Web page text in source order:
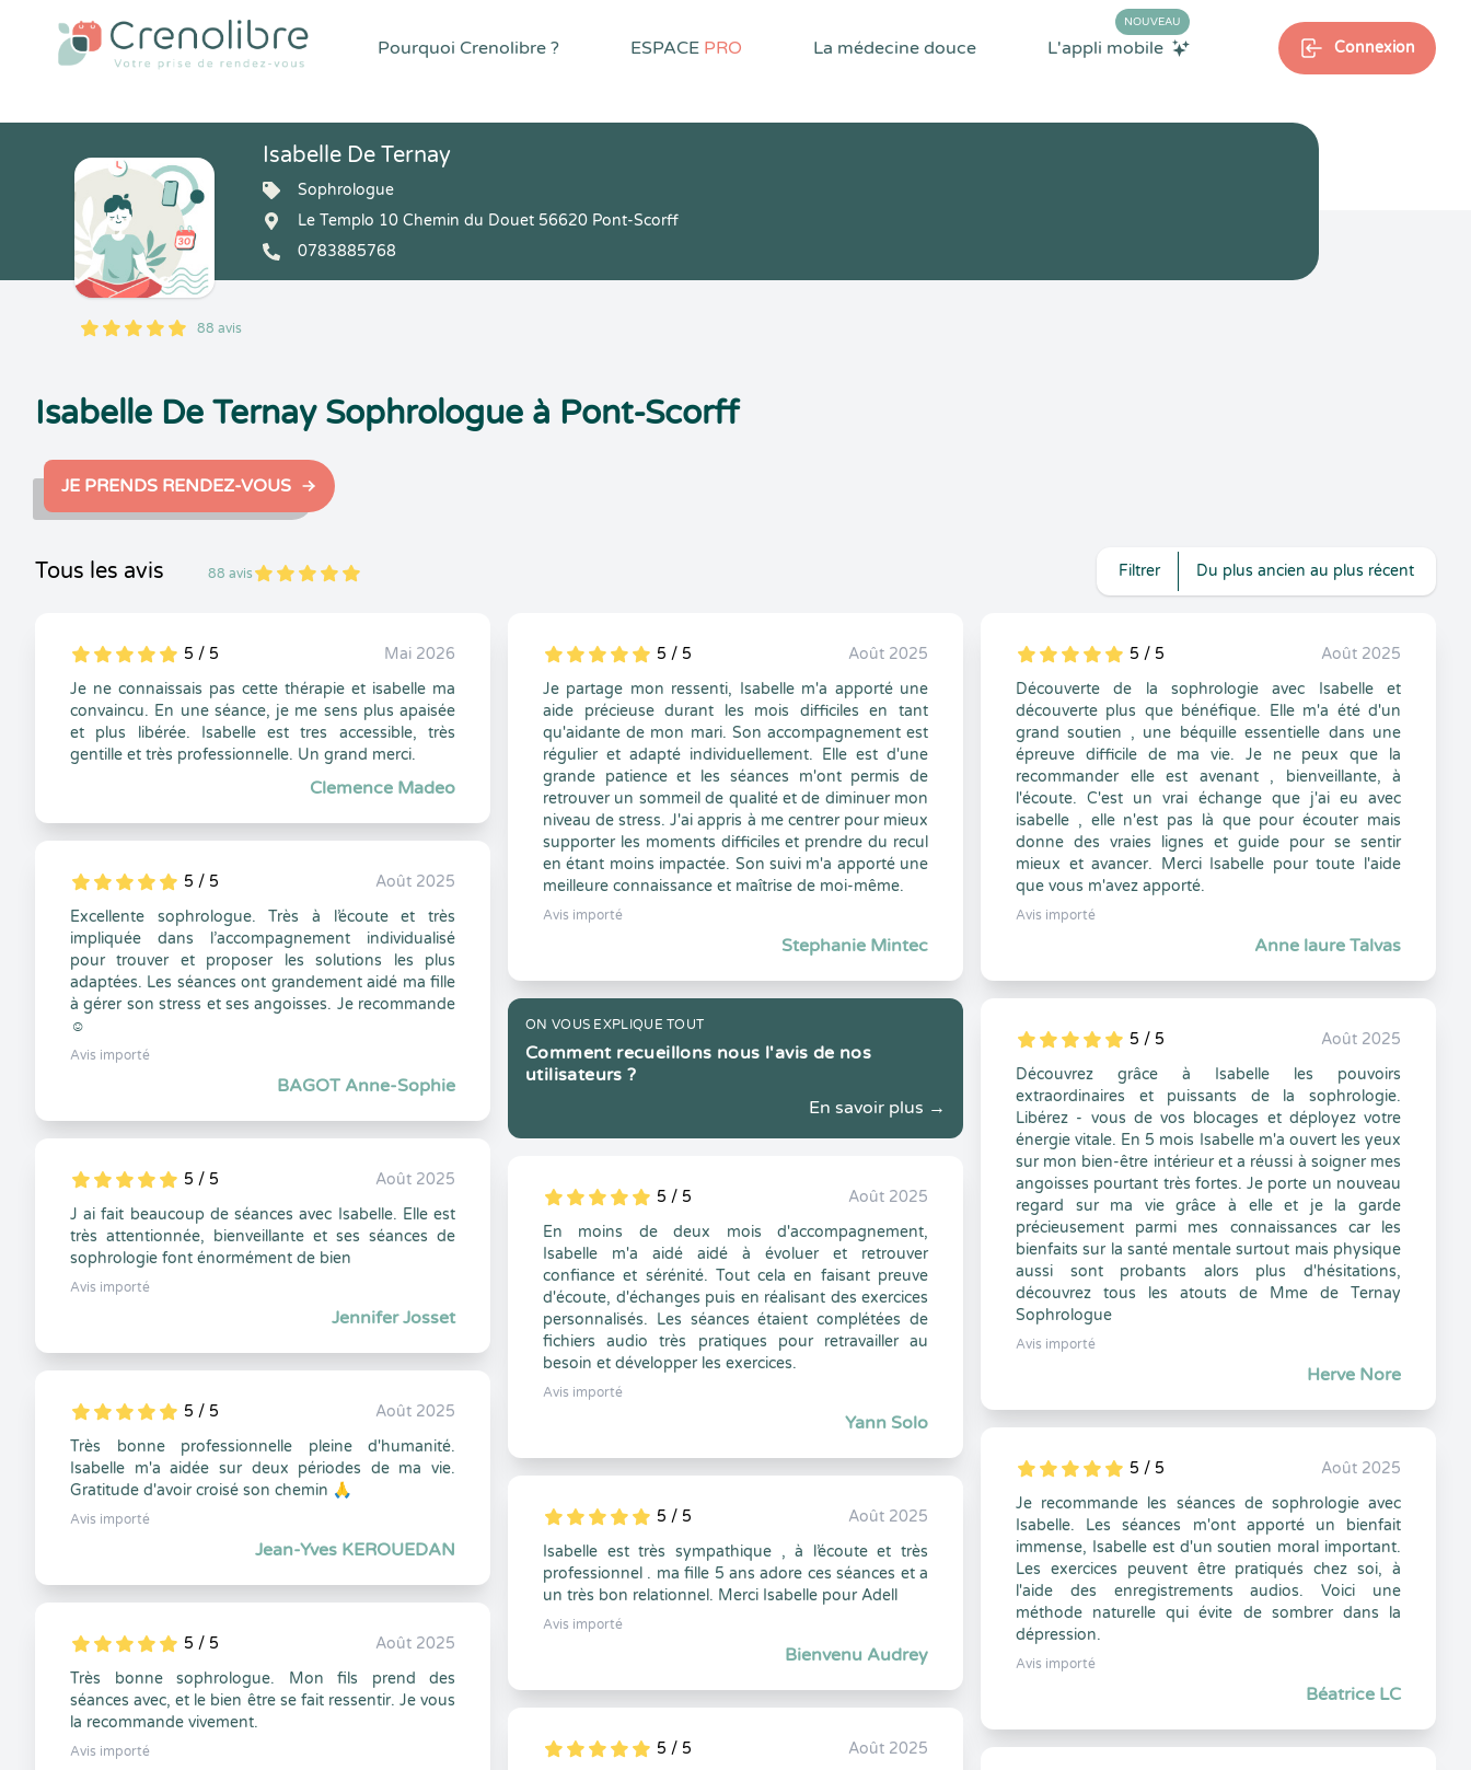
Pourquoi Crenolibre ? ESPACE PRO La médecine douce L'appli mobile
NOUVEAU
Connexion
5
1
5
88 88 avis
Isabelle De Ternay
Sophrologue
Le Templo 10 Chemin du Douet 56620 Pont-Scorff
0783885768
Isabelle De Ternay Sophrologue à Pont-Scorff
JE PRENDS RENDEZ-VOUS
Tous les avis 88 avis 5
1
5
88 Filtrer Du plus ancien au plus récent
5
1
5
0 5 / 5
Mai 2026
Je ne connaissais pas cette thérapie et isabelle ma
convaincu. En une séance, je me sens plus apaisée
et plus libérée. Isabelle est tres accessible, très
gentille et très professionnelle. Un grand merci.
Clemence Madeo
5
1
5
0 5 / 5
Août 2025
Excellente sophrologue. Très à l’écoute et très
impliquée dans l’accompagnement individualisé
pour trouver et proposer les solutions les plus
adaptées. Les séances ont grandement aidé ma fille
à gérer son stress et ses angoisses. Je recommande
☺️
Avis importé
BAGOT Anne-Sophie
5
1
5
0 5 / 5
Août 2025
J ai fait beaucoup de séances avec Isabelle. Elle est
très attentionnée, bienveillante et ses séances de
sophrologie font énormément de bien
Avis importé
Jennifer Josset
5
1
5
0 5 / 5
Août 2025
Très bonne professionnelle pleine d'humanité.
Isabelle m'a aidée sur deux périodes de ma vie.
Gratitude d'avoir croisé son chemin 🙏
Avis importé
Jean-Yves KEROUEDAN
5
1
5
0 5 / 5
Août 2025
Très bonne sophrologue. Mon fils prend des
séances avec, et le bien être se fait ressentir. Je vous
la recommande vivement.
Avis importé
5
1
5
0 5 / 5
Août 2025
Je partage mon ressenti, Isabelle m'a apporté une
aide précieuse durant les mois difficiles en tant
qu'aidante de mon mari. Son accompagnement est
régulier et adapté individuellement. Elle est d'une
grande patience et les séances m'ont permis de
retrouver un sommeil de qualité et de diminuer mon
niveau de stress. J'ai appris à me centrer pour mieux
supporter les moments difficiles et prendre du recul
en étant moins impactée. Son suivi m'a apporté une
meilleure connaissance et maîtrise de moi-même.
Avis importé
Stephanie Mintec
ON VOUS EXPLIQUE TOUT
Comment recueillons nous l'avis de nos
utilisateurs ?
En savoir plus →
5
1
5
0 5 / 5
Août 2025
En moins de deux mois d'accompagnement,
Isabelle m'a aidé aidé à évoluer et retrouver
confiance et sérénité. Tout cela en faisant preuve
d'écoute, d'échanges puis en réalisant des exercices
personnalisés. Les séances étaient complétées de
fichiers audio très pratiques pour retravailler au
besoin et développer les exercices.
Avis importé
Yann Solo
5
1
5
0 5 / 5
Août 2025
Isabelle est très sympathique , à l’écoute et très
professionnel . ma fille 5 ans adore ces séances et a
un très bon relationnel. Merci Isabelle pour Adell
Avis importé
Bienvenu Audrey
5
1
5
0 5 / 5
Août 2025
5
1
5
0 5 / 5
Août 2025
Découverte de la sophrologie avec Isabelle et
découverte plus que bénéfique. Elle m'a été d'un
grand soutien , une béquille essentielle dans une
épreuve difficile de ma vie. Je ne peux que la
recommander elle est avenant , bienveillante, à
l'écoute. C'est un vrai échange que j'ai eu avec
isabelle , elle n'est pas là que pour écouter mais
donne des vraies lignes et guide pour se sentir
mieux et avancer. Merci Isabelle pour toute l'aide
que vous m'avez apporté.
Avis importé
Anne laure Talvas
5
1
5
0 5 / 5
Août 2025
Découvrez grâce à Isabelle les pouvoirs
extraordinaires et puissants de la sophrologie.
Libérez - vous de vos blocages et déployez votre
énergie vitale. En 5 mois Isabelle m'a ouvert les yeux
sur mon bien-être intérieur et a réussi à soigner mes
angoisses pourtant très fortes. Je porte un nouveau
regard sur ma vie grâce à elle et je la garde
précieusement parmi mes connaissances car les
bienfaits sur la santé mentale surtout mais physique
aussi sont probants alors plus d'hésitations,
découvrez tous les atouts de Mme de Ternay
Sophrologue
Avis importé
Herve Nore
5
1
5
0 5 / 5
Août 2025
Je recommande les séances de sophrologie avec
Isabelle. Les séances m'ont apporté un bienfait
immense, Isabelle est d'un soutien moral important.
Les exercices peuvent être pratiqués chez soi, à
l'aide des enregistrements audios. Voici une
méthode naturelle qui évite de sombrer dans la
dépression.
Avis importé
Béatrice LC